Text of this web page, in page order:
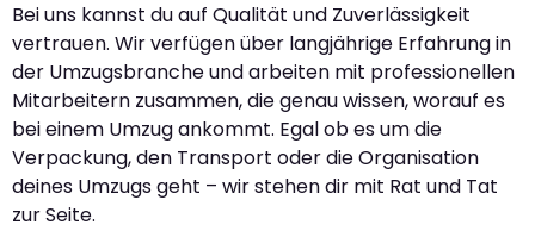
Bei uns kannst du auf Qualität und Zuverlässigkeit
vertrauen. Wir verfügen über langjährige Erfahrung in
der Umzugsbranche und arbeiten mit professionellen
Mitarbeitern zusammen, die genau wissen, worauf es
bei einem Umzug ankommt. Egal ob es um die
Verpackung, den Transport oder die Organisation
deines Umzugs geht – wir stehen dir mit Rat und Tat
zur Seite.